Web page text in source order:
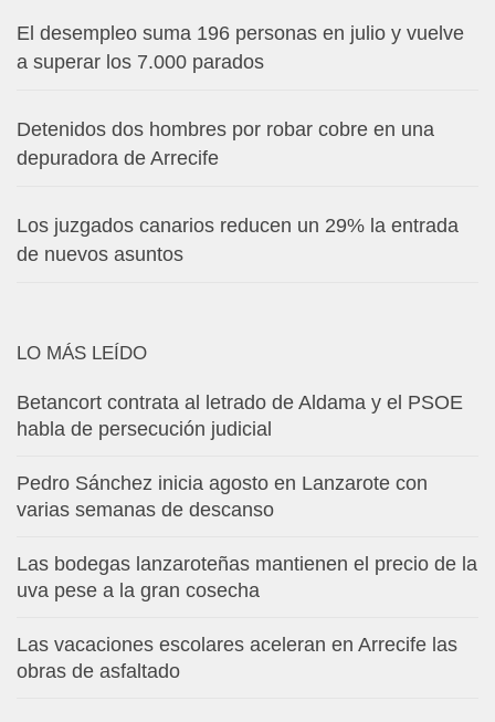
El desempleo suma 196 personas en julio y vuelve
a superar los 7.000 parados
Detenidos dos hombres por robar cobre en una
depuradora de Arrecife
Los juzgados canarios reducen un 29% la entrada
de nuevos asuntos
LO MÁS LEÍDO
Betancort contrata al letrado de Aldama y el PSOE
habla de persecución judicial
Pedro Sánchez inicia agosto en Lanzarote con
varias semanas de descanso
Las bodegas lanzaroteñas mantienen el precio de la
uva pese a la gran cosecha
Las vacaciones escolares aceleran en Arrecife las
obras de asfaltado